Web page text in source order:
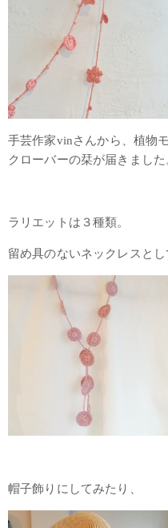
手芸作家vinさんから、植物
クローバーの栞が届きました
ラリエットは３種類。
留め具のないネックレスとし
帽子飾りにしてみたり、